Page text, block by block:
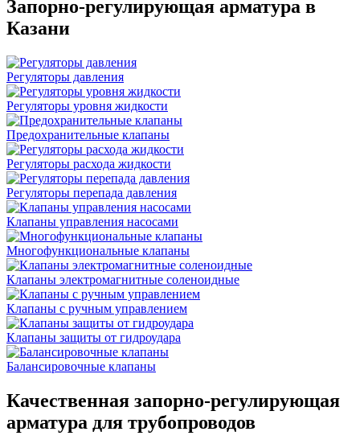
Запорно-регулирующая арматура в
Казани
Регуляторы давления
Регуляторы уровня жидкости
Предохранительные клапаны
Регуляторы расхода жидкости
Регуляторы перепада давления
Клапаны управления насосами
Многофункциональные клапаны
Клапаны электромагнитные соленоидные
Клапаны с ручным управлением
Клапаны защиты от гидроудара
Балансировочные клапаны
Качественная запорно-регулирующая
арматура для трубопроводов